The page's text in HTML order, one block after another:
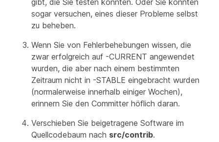
sogar versuchen, eines dieser Probleme selbst
zu beheben.
Wenn Sie von Fehlerbehebungen wissen, die
zwar erfolgreich auf -CURRENT angewendet
wurden, die aber nach einem bestimmten
Zeitraum nicht in -STABLE eingebracht wurden
(normalerweise innerhalb einiger Wochen),
erinnern Sie den Committer höflich daran.
Verschieben Sie beigetragene Software im
Quellcodebaum nach src/contrib.